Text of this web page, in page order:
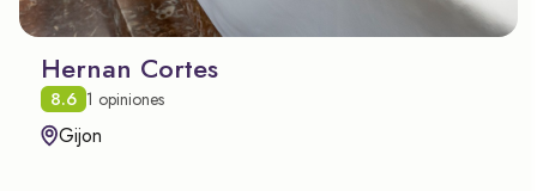
Hernan Cortes
8.6 1 opiniones
Gijon